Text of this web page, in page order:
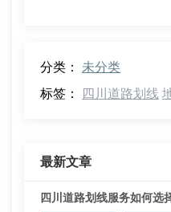
分类： 未分类
标签： 四川道路划线
最新文章
四川道路划线服务如何选